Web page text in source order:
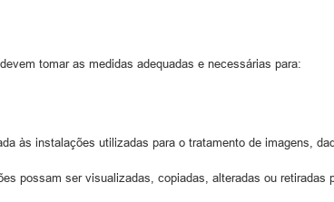
tomar as medidas adequadas e necessárias para:
às instalações utilizadas para o tratamento de imagens,
possam ser visualizadas, copiadas, alteradas ou retiradas